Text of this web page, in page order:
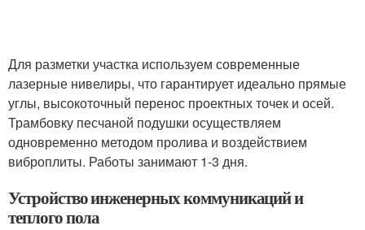
Для разметки участка используем современные
лазерные нивелиры, что гарантирует идеально прямые
углы, высокоточный перенос проектных точек и осей.
Трамбовку песчаной подушки осуществляем
одновременно методом пролива и воздействием
виброплиты. Работы занимают 1-3 дня.
Устройство инженерных коммуникаций и
теплого пола